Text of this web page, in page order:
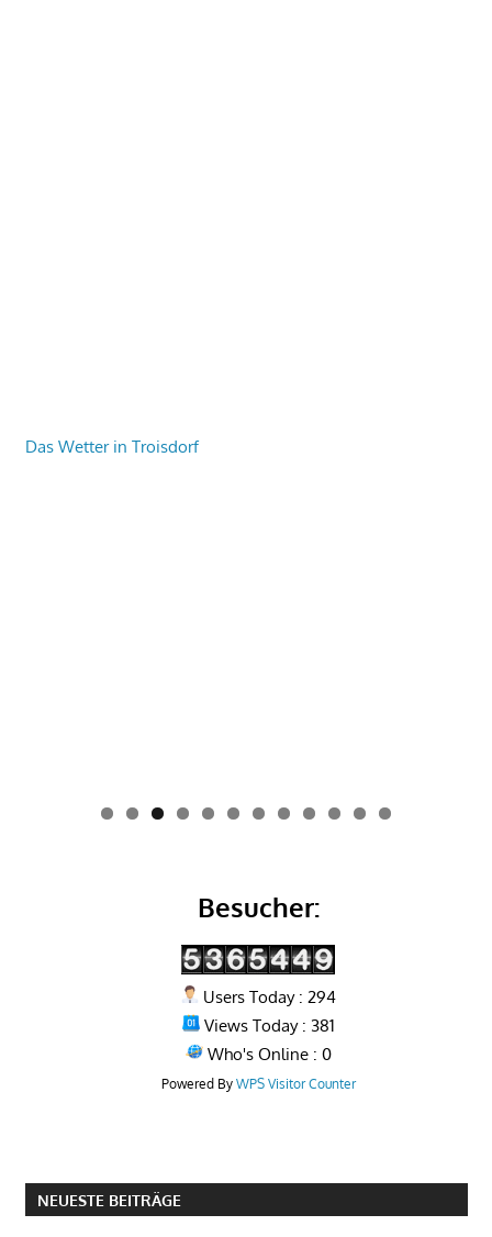
Das Wetter in Troisdorf
0 1 2
Besucher:
Users Today : 294
Views Today : 381
Who's Online : 0
Powered By WPS Visitor Counter
NEUESTE BEITRÄGE